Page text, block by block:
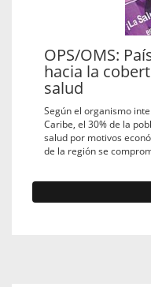
OPS/OMS:
hacia la
salud
Según el organismo
Caribe, el 30% de la
salud por motivos
de la región se